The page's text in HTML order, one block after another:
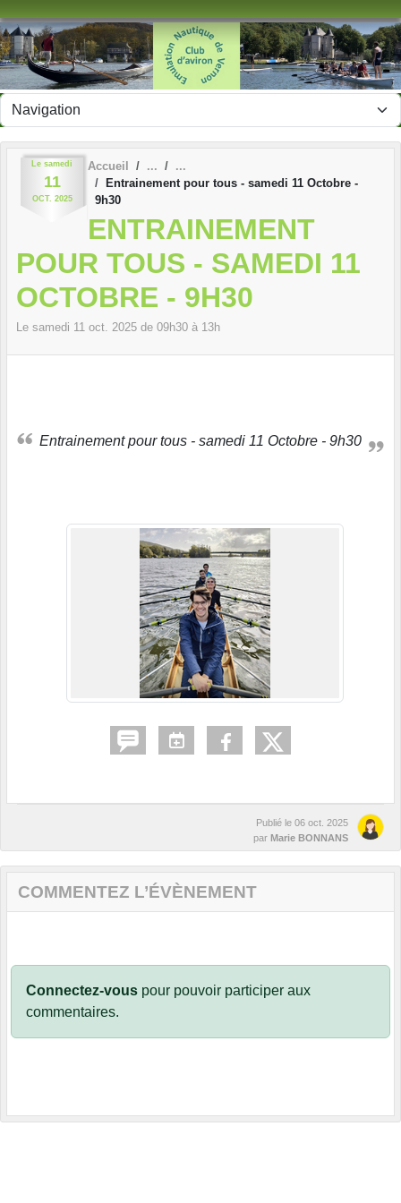
Le samedi
11
OCT. 2025
Accueil
Entrainement pour tous - samedi 11 Octobre -
9h30
ENTRAINEMENT
POUR TOUS - SAMEDI 11
OCTOBRE - 9H30
Le samedi 11 oct. 2025 de 09h30 à 13h
Entrainement pour tous - samedi 11 Octobre - 9h30
Publié le 06 oct. 2025
par Marie BONNANS
COMMENTEZ L’ÉVÈNEMENT
Connectez-vous pour pouvoir participer aux
commentaires.